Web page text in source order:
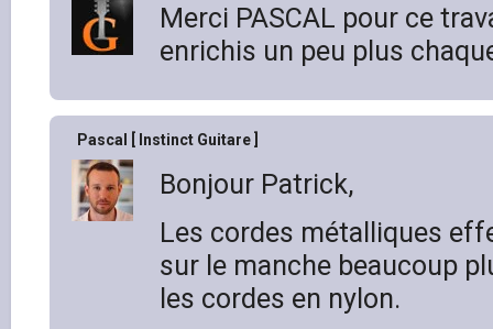
Merci PASCAL pour ce
enrichis un peu plus
Pascal [ Instinct Guitare ]
Bonjour Patrick,
Les cordes métalliques
sur le manche beaucoup
les cordes en nylon.